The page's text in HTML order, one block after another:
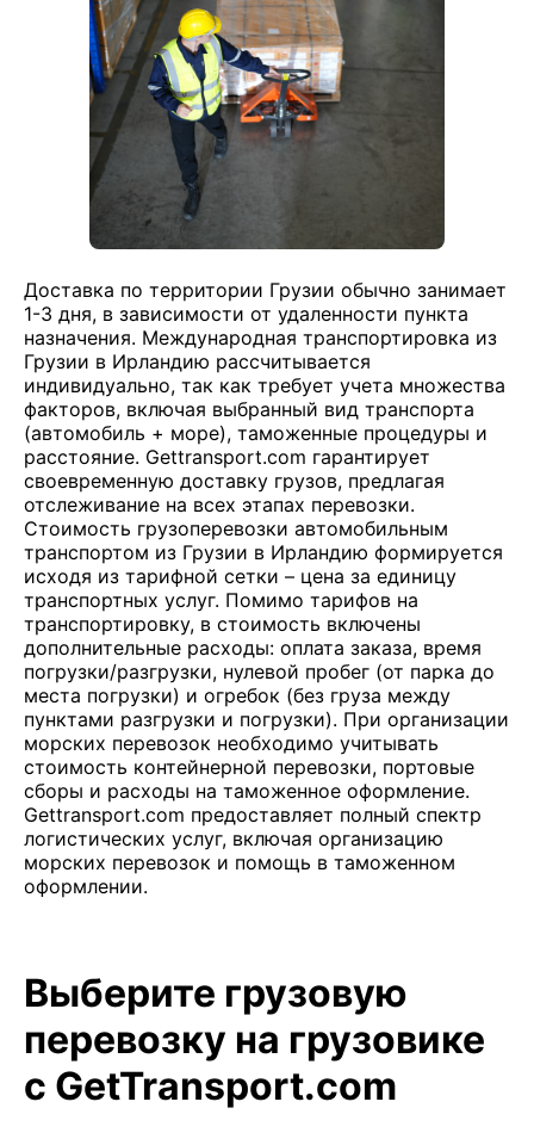
Доставка по территории Грузии обычно занимает
1-3 дня, в зависимости от удаленности пункта
назначения. Международная транспортировка из
Грузии в Ирландию рассчитывается
индивидуально, так как требует учета множества
факторов, включая выбранный вид транспорта
(автомобиль + море), таможенные процедуры и
расстояние. Gettransport.com гарантирует
своевременную доставку грузов, предлагая
отслеживание на всех этапах перевозки.
Стоимость грузоперевозки автомобильным
транспортом из Грузии в Ирландию формируется
исходя из тарифной сетки – цена за единицу
транспортных услуг. Помимо тарифов на
транспортировку, в стоимость включены
дополнительные расходы: оплата заказа, время
погрузки/разгрузки, нулевой пробег (от парка до
места погрузки) и огребок (без груза между
пунктами разгрузки и погрузки). При организации
морских перевозок необходимо учитывать
стоимость контейнерной перевозки, портовые
сборы и расходы на таможенное оформление.
Gettransport.com предоставляет полный спектр
логистических услуг, включая организацию
морских перевозок и помощь в таможенном
оформлении.
Выберите грузовую
перевозку на грузовике
с GetTransport.com